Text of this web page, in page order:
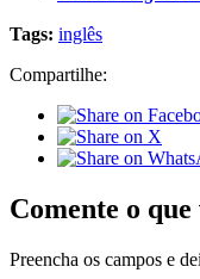
Tags: inglês
Compartilhe:
Comente o que
Preencha os campos e